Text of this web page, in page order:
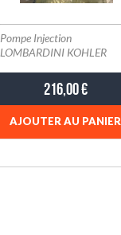
Pompe Injection
LOMBARDINI KOHLER
216,00 €
AJOUTER AU PANIER